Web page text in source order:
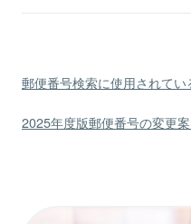
郵便番号検索に使用されてい
2025年度版郵便番号の変更